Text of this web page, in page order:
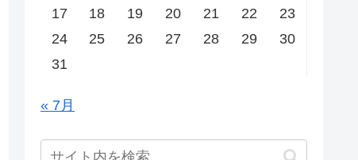
17
18 19 20 21 22
23
24
25 26 27 28 29
30
31
« 7月